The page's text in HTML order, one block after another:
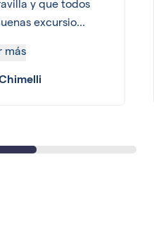
y que todos
excursio...
más